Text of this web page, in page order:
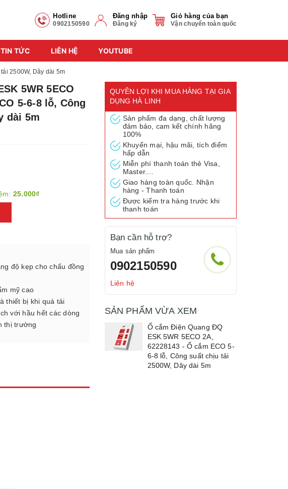
Hotline
0902150590
Đăng nhập
Đăng ký
Giỏ hàng của bạn
Vận chuyển toàn quốc
TIN TỨC LIÊN HỆ YOUTUBE
2500W, Dây dài 5m
5WR 5ECO
5-6-8 lỗ, Công
dài 5m
25.000₫
độ kẹp cho chấu đồng
mỹ cao
thiết bị khi quá tải
với hầu hết các dòng
thị trường
QUYỀN LỢI KHI MUA HÀNG TẠI GIA
DỤNG HÀ LINH
Sản phẩm đa dạng, chất lượng
đảm bảo, cam kết chính hãng
100%
Khuyến mại, hậu mãi, tích điểm
hấp dẫn
Miễn phí thanh toán thẻ Visa,
Master....
Giao hàng toàn quốc. Nhận
hàng - Thanh toán
Được kiểm tra hàng trước khi
thanh toán
Bạn cần hỗ trợ?
Mua sản phẩm
0902150590
Liên hệ
SẢN PHẨM VỪA XEM
Ổ cắm Điện Quang ĐQ
ESK 5WR 5ECO 2A,
62228143 - Ổ cắm ECO 5-
6-8 lỗ, Công suất chịu tải
2500W, Dây dài 5m